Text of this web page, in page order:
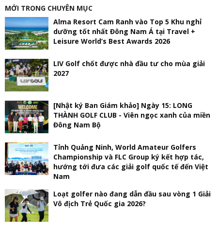
MỚI TRONG CHUYÊN MỤC
Alma Resort Cam Ranh vào Top 5 Khu nghỉ
dưỡng tốt nhất Đông Nam Á tại Travel +
Leisure World’s Best Awards 2026
LIV Golf chốt được nhà đầu tư cho mùa giải
2027
[Nhật ký Ban Giám khảo] Ngày 15: LONG
THÀNH GOLF CLUB - Viên ngọc xanh của miền
Đông Nam Bộ
Tỉnh Quảng Ninh, World Amateur Golfers
Championship và FLC Group ký kết hợp tác,
hướng tới đưa các giải golf quốc tế đến Việt
Nam
Loạt golfer nào đang dẫn đầu sau vòng 1 Giải
Vô địch Trẻ Quốc gia 2026?